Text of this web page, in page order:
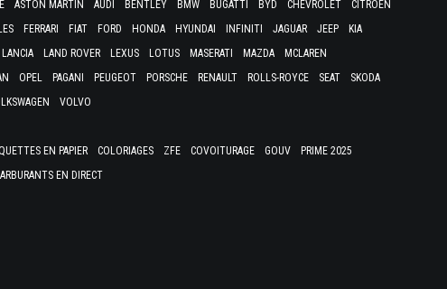
ASTON MARTIN AUDI BENTLEY BMW BUGATTI BYD CHEVROLET
CITROËN
FERRARI FIAT FORD HONDA HYUNDAI INFINITI JAGUAR JEEP
KIA
LANCIA LAND ROVER LEXUS LOTUS MASERATI MAZDA
MCLAREN
OPEL PAGANI PEUGEOT PORSCHE RENAULT ROLLS-ROYCE SEAT
SKODA
VOLVO
EN PAPIER COLORIAGES ZFE COVOITURAGE GOUV
PRIME 2025
EN DIRECT